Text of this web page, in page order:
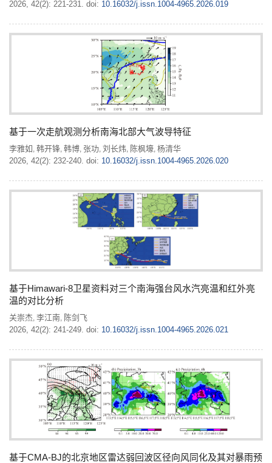
2026, 42(2): 221-231. doi: 10.16032/j.issn.1004-4965.2026.019
基于一次走航观测分析南海北部大气波导特征
李雅如 , 韩开锋, 韩博, 张功, 刘长炜, 陈枫壕, 杨清华
2026, 42(2): 232-240. doi: 10.16032/j.issn.1004-4965.2026.020
基于Himawari-8卫星资料对三个南海强台风水汽亮温和红外亮
温的对比分析
关崇杰, 李江南, 陈剑飞
2026, 42(2): 241-249. doi: 10.16032/j.issn.1004-4965.2026.021
基于CMA-BJ的北京地区雷达弱回波区径向风同化及其对暴雨预